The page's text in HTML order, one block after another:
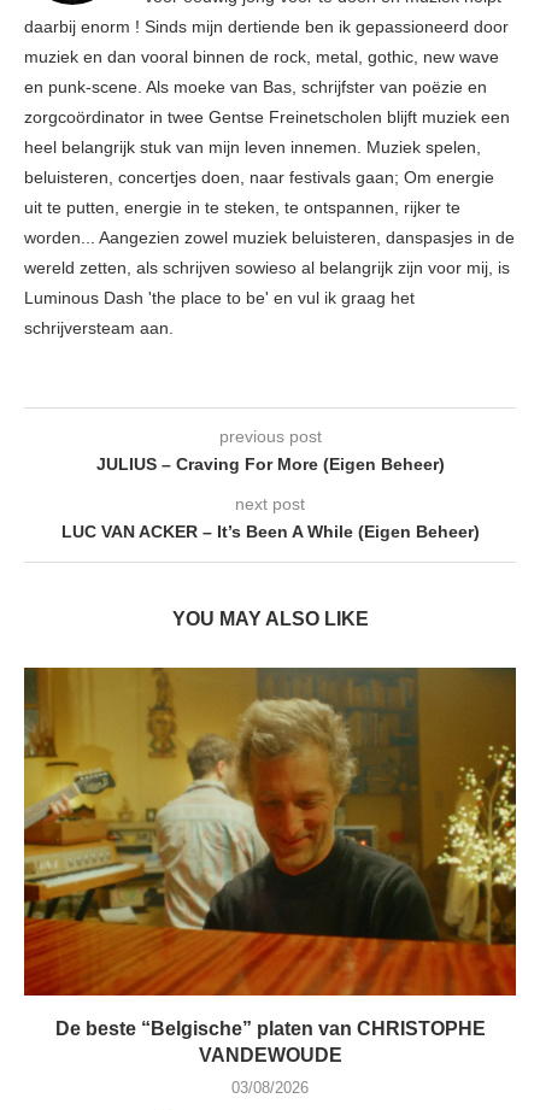
daarbij enorm ! Sinds mijn dertiende ben ik gepassioneerd door
muziek en dan vooral binnen de rock, metal, gothic, new wave
en punk-scene. Als moeke van Bas, schrijfster van poëzie en
zorgcoördinator in twee Gentse Freinetscholen blijft muziek een
heel belangrijk stuk van mijn leven innemen. Muziek spelen,
beluisteren, concertjes doen, naar festivals gaan; Om energie
uit te putten, energie in te steken, te ontspannen, rijker te
worden... Aangezien zowel muziek beluisteren, danspasjes in de
wereld zetten, als schrijven sowieso al belangrijk zijn voor mij, is
Luminous Dash 'the place to be' en vul ik graag het
schrijversteam aan.
previous post
JULIUS – Craving For More (Eigen Beheer)
next post
LUC VAN ACKER – It’s Been A While (Eigen Beheer)
YOU MAY ALSO LIKE
De beste “Belgische” platen van CHRISTOPHE
VANDEWOUDE
03/08/2026